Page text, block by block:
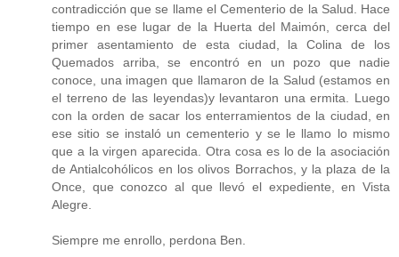
contradicción que se llame el Cementerio de la Salud. Hace
tiempo en ese lugar de la Huerta del Maimón, cerca del
primer asentamiento de esta ciudad, la Colina de los
Quemados arriba, se encontró en un pozo que nadie
conoce, una imagen que llamaron de la Salud (estamos en
el terreno de las leyendas)y levantaron una ermita. Luego
con la orden de sacar los enterramientos de la ciudad, en
ese sitio se instaló un cementerio y se le llamo lo mismo
que a la virgen aparecida. Otra cosa es lo de la asociación
de Antialcohólicos en los olivos Borrachos, y la plaza de la
Once, que conozco al que llevó el expediente, en Vista
Alegre.
Siempre me enrollo, perdona Ben.